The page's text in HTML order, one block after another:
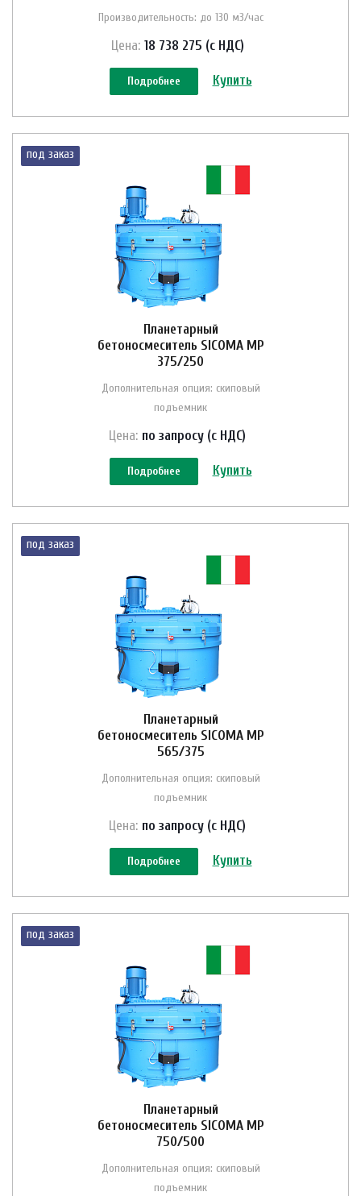
Производительность: до 130 м3/час
Цена: 18 738 275 (с НДС)
Подробнее Купить
под заказ
Планетарный
бетоносмеситель SICOMA MP
375/250
Дополнительная опция: скиповый
подъемник
Цена: по запросу (с НДС)
Подробнее Купить
под заказ
Планетарный
бетоносмеситель SICOMA MP
565/375
Дополнительная опция: скиповый
подъемник
Цена: по запросу (с НДС)
Подробнее Купить
под заказ
Планетарный
бетоносмеситель SICOMA MP
750/500
Дополнительная опция: скиповый
подъемник